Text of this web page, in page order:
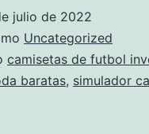
julio de 2022
Uncategorized
camisetas de futbol
baratas, simulador